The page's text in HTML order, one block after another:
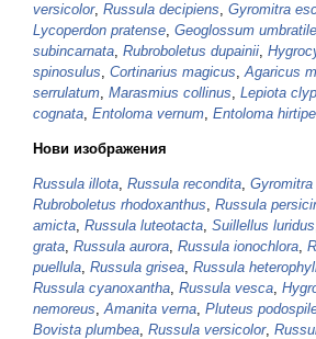
versicolor, Russula decipiens, Gyromitra
Lycoperdon pratense, Geoglossum umbratile
subincarnata, Rubroboletus dupainii,
spinosulus, Cortinarius magicus,Agaricus
serrulatum, Marasmius collinus, Lepiota
cognata, Entoloma vernum, Entoloma
Нови изображения
Russula illota, Russula recondita,
Rubroboletus rhodoxanthus, Russula
amicta, Russula luteotacta, Suillellus luridus
grata, Russula aurora, Russula ionochlora,
puellula, Russula grisea, Russula
Russula cyanoxantha, Russula vesca,
nemoreus,Amanita verna, Pluteus
Bovista plumbea, Russula versicolor,